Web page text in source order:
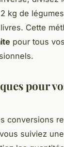
kg de
Cette
pour tous
pour
conversions
suiviez